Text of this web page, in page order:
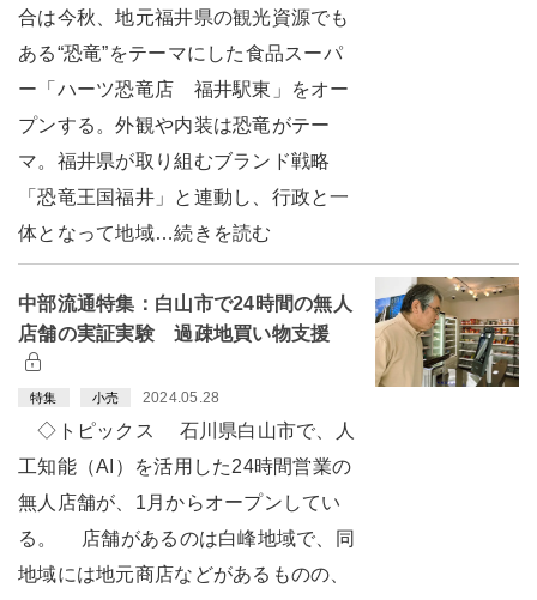
合は今秋、地元福井県の観光資源でも
ある“恐竜”をテーマにした食品スーパ
ー「ハーツ恐竜店 福井駅東」をオー
プンする。外観や内装は恐竜がテー
マ。福井県が取り組むブランド戦略
「恐竜王国福井」と連動し、行政と一
体となって地域…続きを読む
中部流通特集：白山市で24時間の無人
店舗の実証実験 過疎地買い物支援
特集 小売 2024.05.28
◇トピックス 石川県白山市で、人
工知能（AI）を活用した24時間営業の
無人店舗が、1月からオープンしてい
る。 店舗があるのは白峰地域で、同
地域には地元商店などがあるものの、